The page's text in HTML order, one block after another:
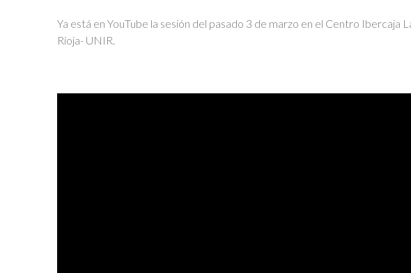
Ya está en YouTube la sesión del pasado 3 de marzo en el Centro Ibercaja
Rioja- UNIR.